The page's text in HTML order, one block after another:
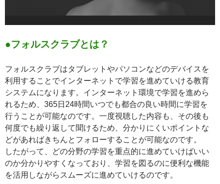
●フォルスクラブとは？
フォルスクラブはタブレットやパソコンなどのデバイスを
利用することでインターネットで学習を進めていける教育
システムになります。インターネット環境で学習を進めら
れるため、365日24時間いつでも都合の良い時間に学習を
行うことが可能なのです。一度視聴した内容も、その後も
何度でも繰り返して聞けるため、分かりにくいポイントな
どがあればきちんとフォローすることが可能なのです。
したがって、どの分野の学習を重点的に進めていけばいい
のか分かりやすくなっており、学習を図るのに便利な機能
を活用しながらスムーズに進めていけるのです。